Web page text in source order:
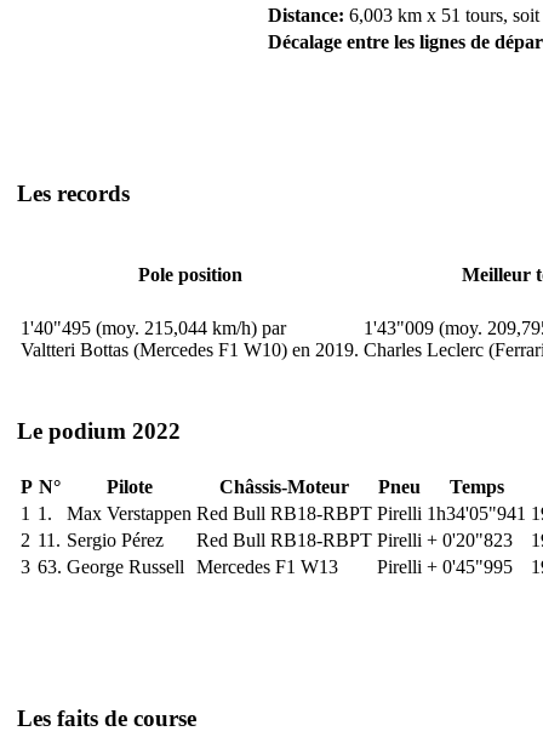
Distance: 6,003 km x 51 tours,
Décalage entre les lignes de
Les records
Pole position Meilleur
1'40"495 (moy. 215,044 km/h) par
Valtteri Bottas (Mercedes F1 W10) en 2019.
1'43"009 (moy.
Charles Leclerc
Le podium 2022
P N° Pilote Châssis-Moteur Pneu
Temps
1 1. Max Verstappen Red Bull RB18-RBPT Pirelli 1h34'05"941
2 11. Sergio Pérez Red Bull RB18-RBPT Pirelli + 0'20"823
3 63. George Russell Mercedes F1 W13 Pirelli + 0'45"995
Les faits de course